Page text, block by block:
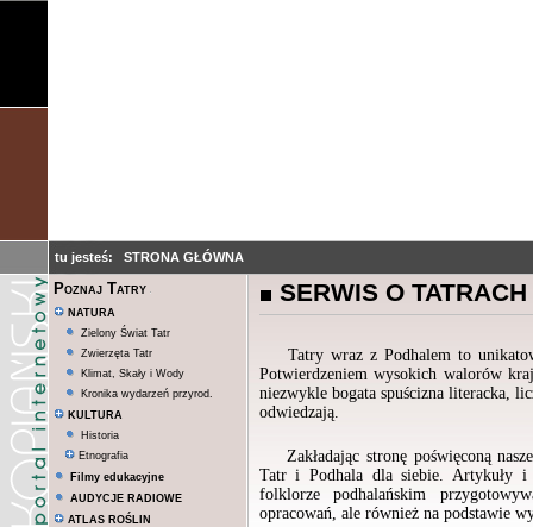
tu jesteś: STRONA GŁÓWNA
Poznaj Tatry
NATURA
Zielony Świat Tatr
Zwierzęta Tatr
Klimat, Skały i Wody
Kronika wydarzeń przyrod.
KULTURA
Historia
Etnografia
Filmy edukacyjne
AUDYCJE RADIOWE
ATLAS ROŚLIN
SERWIS O
Tatry wraz z Podhalem to
Potwierdzeniem wysokich walorów
niezwykle bogata spuścizna literacka,
odwiedzają.
Zakładając stronę poświęconą
Tatr i Podhala dla siebie. Artykuły i
folklorze podhalańskim
opracowań, ale również na podstawie